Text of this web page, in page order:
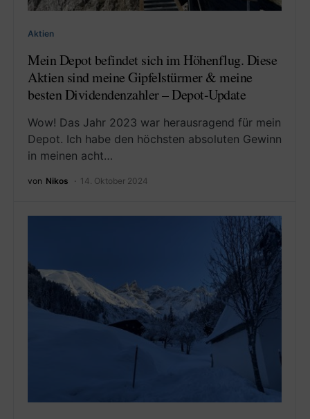
Aktien
Mein Depot befindet sich im Höhenflug. Diese
Aktien sind meine Gipfelstürmer & meine
besten Dividendenzahler – Depot-Update
Wow! Das Jahr 2023 war herausragend für mein
Depot. Ich habe den höchsten absoluten Gewinn
in meinen acht…
von Nikos 14. Oktober 2024